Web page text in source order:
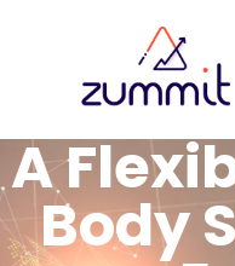
A
Body